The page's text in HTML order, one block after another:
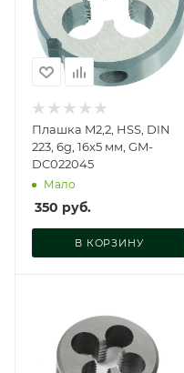
Плашка M2,2, HSS, DIN
223, 6g, 16x5 мм, GM-
DC022045
Мало
350 руб.
В КОРЗИНУ